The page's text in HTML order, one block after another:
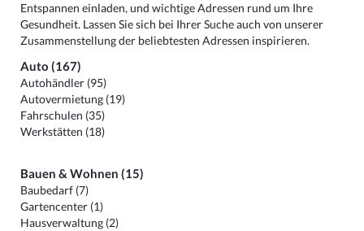
Entspannen einladen, und wichtige Adressen rund um Ihre
Gesundheit. Lassen Sie sich bei Ihrer Suche auch von unserer
Zusammenstellung der beliebtesten Adressen inspirieren.
Auto (167)
Autohändler (95)
Autovermietung (19)
Fahrschulen (35)
Werkstätten (18)
Bauen & Wohnen (15)
Baubedarf (7)
Gartencenter (1)
Hausverwaltung (2)